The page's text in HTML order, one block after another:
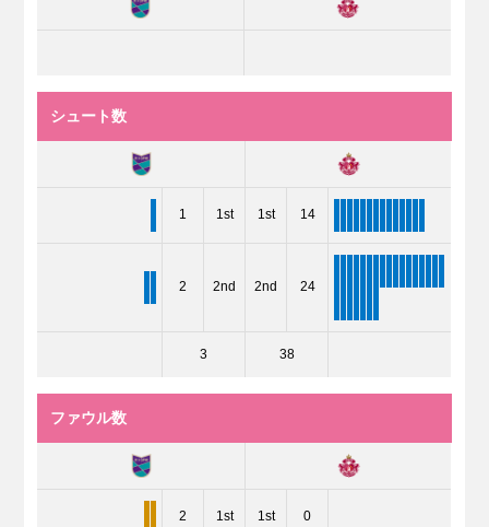
シュート数
1 1st 1st 14
2 2nd 2nd 24
3 38
ファウル数
2 1st 1st 0